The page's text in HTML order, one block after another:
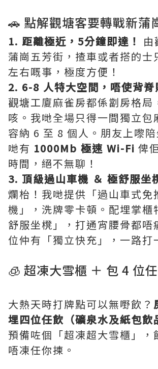
🚗 點解觀塘客要轉戰新蒲
1. 距離極近，5分鐘即達！ 由
蒲崗五芳街，揸車或者搭的士
左右嘅事，極度方便！
2. 6-8 人特大空間，唔使背脊
觀塘工廈麻雀房都係劏房格局
咳。我哋全場只得一間獨立包
容納 6 至 8 個人。朋友上嚟
哋有 1000Mb 極速 Wi-Fi 俾
時間，絕不無聊！
3. 頂級過山車機 ＆ 極舒服坐
爛枱！我哋提供「過山車式免
機」，洗牌零卡頓。配埋掌櫃
舒服坐櫈」，打通宵腰骨都唔
位仲有「獨立快充」，一路打
🧊 超凍大雪櫃 ＋ 包 4 位任
大熱天時打牌點可以無嘢飲？
埋四位任飲（礦泉水及紙包飲
預備咗個「超凍超大雪櫃」，
唔凍任你揀。